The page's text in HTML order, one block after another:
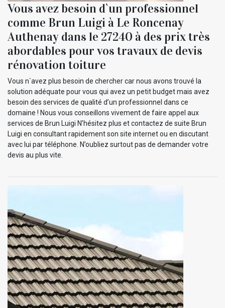
Vous avez besoin d`un professionnel
comme Brun Luigi à Le Roncenay
Authenay dans le 27240 à des prix très
abordables pour vos travaux de devis
rénovation toiture
Vous n`avez plus besoin de chercher car nous avons trouvé la
solution adéquate pour vous qui avez un petit budget mais avez
besoin des services de qualité d’un professionnel dans ce
domaine ! Nous vous conseillons vivement de faire appel aux
services de Brun Luigi N’hésitez plus et contactez de suite Brun
Luigi en consultant rapidement son site internet ou en discutant
avec lui par téléphone. N’oubliez surtout pas de demander votre
devis au plus vite.